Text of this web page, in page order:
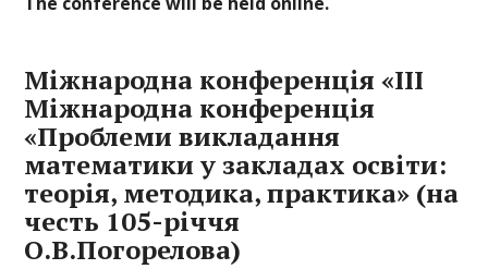
Міжнародна конференція «ІІI
Міжнародна конференція
«Проблеми викладання
математики у закладах освіти:
теорія, методика, практика» (на
честь 105-річчя
О.В.Погорелова)